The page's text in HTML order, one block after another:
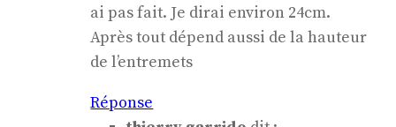
ai pas fait. Je dirai environ 24cm.
Après tout dépend aussi de la hauteur
de l’entremets
Réponse